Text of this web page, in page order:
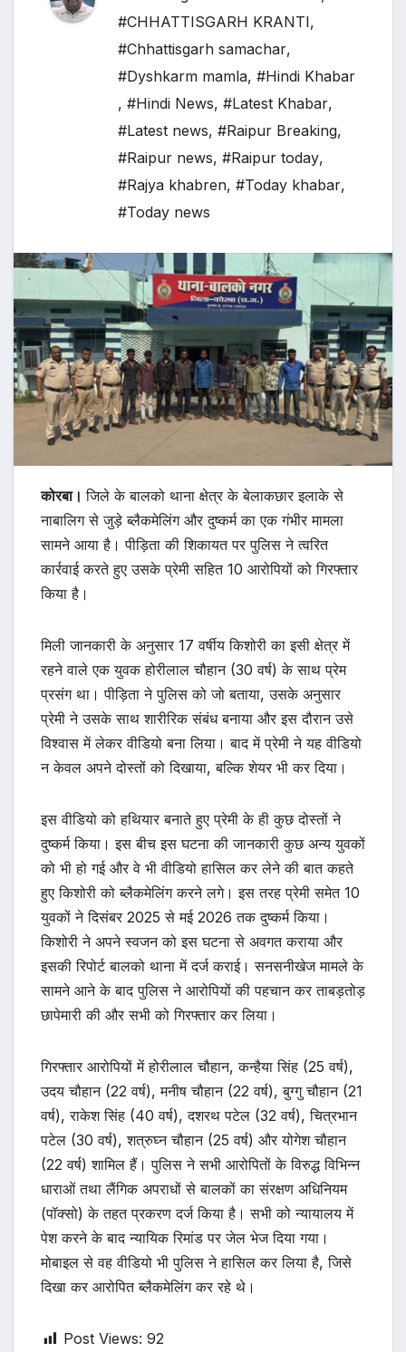
#CHHATTISGARH KRANTI,
#Chhattisgarh samachar,
#Dyshkarm mamla, #Hindi Khabar
, #Hindi News, #Latest Khabar,
#Latest news, #Raipur Breaking,
#Raipur news, #Raipur today,
#Rajya khabren, #Today khabar,
#Today news
कोरबा।जिले के बालको थाना क्षेत्र के बेलाकछार इलाके से
नाबालिग से जुड़े ब्लैकमेलिंग और दुष्कर्म का एक गंभीर मामला
सामने आया है। पीड़िता की शिकायत पर पुलिस ने त्वरित
कार्रवाई करते हुए उसके प्रेमी सहित 10 आरोपियों को गिरफ्तार
किया है।
मिली जानकारी के अनुसार 17 वर्षीय किशोरी का इसी क्षेत्र में
रहने वाले एक युवक होरीलाल चौहान (30 वर्ष) के साथ प्रेम
प्रसंग था। पीड़िता ने पुलिस को जो बताया, उसके अनुसार
प्रेमी ने उसके साथ शारीरिक संबंध बनाया और इस दौरान उसे
विश्वास में लेकर वीडियो बना लिया। बाद में प्रेमी ने यह वीडियो
न केवल अपने दोस्तों को दिखाया, बल्कि शेयर भी कर दिया।
इस वीडियो को हथियार बनाते हुए प्रेमी के ही कुछ दोस्तों ने
दुष्कर्म किया। इस बीच इस घटना की जानकारी कुछ अन्य युवकों
को भी हो गई और वे भी वीडियो हासिल कर लेने की बात कहते
हुए किशोरी को ब्लैकमेलिंग करने लगे। इस तरह प्रेमी समेत 10
युवकों ने दिसंबर 2025 से मई 2026 तक दुष्कर्म किया।
किशोरी ने अपने स्वजन को इस घटना से अवगत कराया और
इसकी रिपोर्ट बालको थाना में दर्ज कराई। सनसनीखेज मामले के
सामने आने के बाद पुलिस ने आरोपियों की पहचान कर ताबड़तोड़
छापेमारी की और सभी को गिरफ्तार कर लिया।
गिरफ्तार आरोपियों में होरीलाल चौहान, कन्हैया सिंह (25 वर्ष),
उदय चौहान (22 वर्ष), मनीष चौहान (22 वर्ष), बुग्गु चौहान (21
वर्ष), राकेश सिंह (40 वर्ष), दशरथ पटेल (32 वर्ष), चित्रभान
पटेल (30 वर्ष), शत्रुघ्न चौहान (25 वर्ष) और योगेश चौहान
(22 वर्ष) शामिल हैं। पुलिस ने सभी आरोपितों के विरुद्ध विभिन्न
धाराओं तथा लैंगिक अपराधों से बालकों का संरक्षण अधिनियम
(पॉक्सो) के तहत प्रकरण दर्ज किया है। सभी को न्यायालय में
पेश करने के बाद न्यायिक रिमांड पर जेल भेज दिया गया।
मोबाइल से वह वीडियो भी पुलिस ने हासिल कर लिया है, जिसे
दिखा कर आरोपित ब्लैकमेलिंग कर रहे थे।
Post Views: 92